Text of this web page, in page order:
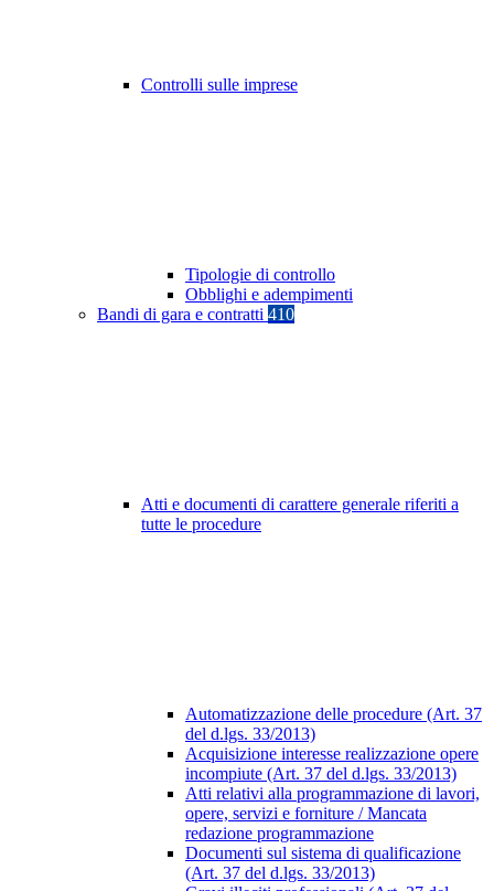
Controlli sulle imprese
Tipologie di controllo
Obblighi e adempimenti
Bandi di gara e contratti 410
Atti e documenti di carattere generale riferiti a
tutte le procedure
Automatizzazione delle procedure (Art. 37
del d.lgs. 33/2013)
Acquisizione interesse realizzazione opere
incompiute (Art. 37 del d.lgs. 33/2013)
Atti relativi alla programmazione di lavori,
opere, servizi e forniture / Mancata
redazione programmazione
Documenti sul sistema di qualificazione
(Art. 37 del d.lgs. 33/2013)